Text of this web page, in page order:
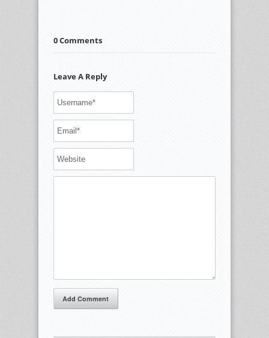
0 Comments
Leave A Reply
Add Comment